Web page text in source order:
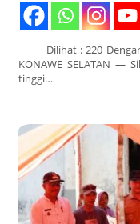
Dilihat : 220
KONAWE SELATAN —
tinggi…